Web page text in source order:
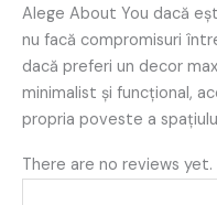
Alege About You dacă
nu facă compromisuri
dacă preferi un decor
minimalist și funcțional,
propria poveste a
There are no reviews yet.